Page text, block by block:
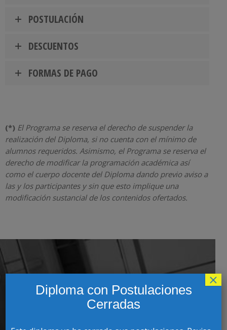
POSTULACIÓN
DESCUENTOS
FORMAS DE PAGO
(*) El Programa se reserva el derecho de suspender la
realización del Diploma, si no cuenta con el mínimo de
alumnos requeridos. Asimismo, el Programa se reserva el
derecho de modificar la programación académica así
como el cuerpo docente del Diploma dando previo aviso a
las y los participantes y sin que esto implique una
modificación sustancial de los contenidos ofertados.
PROGRAMA
Diploma con Postulaciones
Cerradas
×